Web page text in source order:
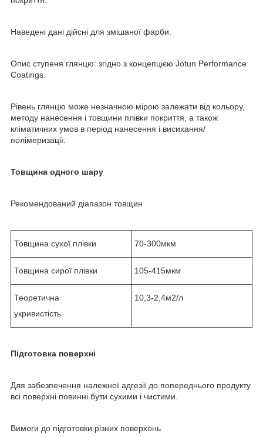
Наведені дані дійсні для змішаної фарби.
Опис ступеня глянцю: згідно з концепцією Jotun Performance
Coatings.
Рівень глянцю може незначною мірою залежати від кольору,
методу нанесення і товщини плівки покриття, а також
кліматичних умов в період нанесення і висихання/
полімеризації.
Товщина одного шару
Рекомендований діапазон товщин
Товщина сухої плівки 70-300мкм
Товщина сирої плівки 105-415мкм
Теоретична
укривистість
10,3-2,4м2/л
Підготовка поверхні
Для забезпечення належної адгезії до попереднього продукту
всі поверхні повинні бути сухими і чистими.
Вимоги до підготовки різних поверхонь